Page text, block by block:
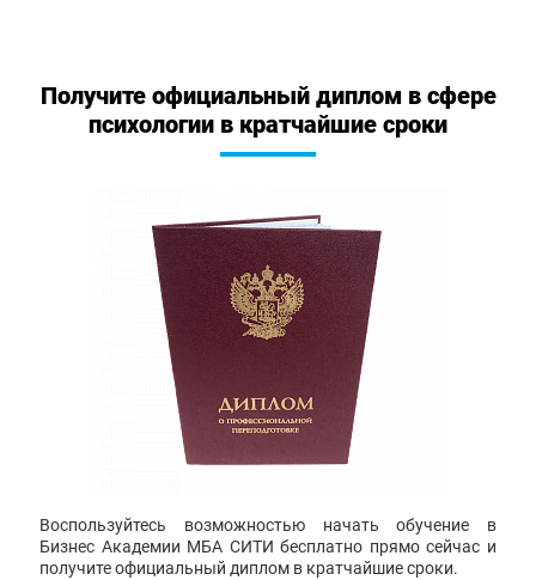
Получите официальный диплом в сфере
психологии в кратчайшие сроки
Воспользуйтесь возможностью начать обучение в
Бизнес Академии МБА СИТИ бесплатно прямо сейчас и
получите официальный диплом в кратчайшие сроки.